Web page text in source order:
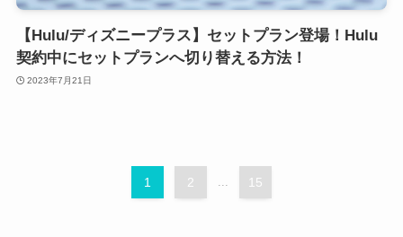
【Hulu/ディズニープラス】セットプラン登場！Hulu
契約中にセットプランへ切り替える方法！
2023年7月21日
1 2 ... 15